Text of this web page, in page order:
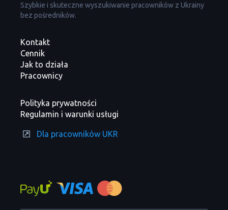
Szybkie i skuteczne wyszukiwanie pracowników z Ukrainy
bez pośredników.
Kontakt
Cennik
Jak to działa
Pracownicy
Polityka prywatności
Regulamin i warunki usługi
Dla pracowników UKR